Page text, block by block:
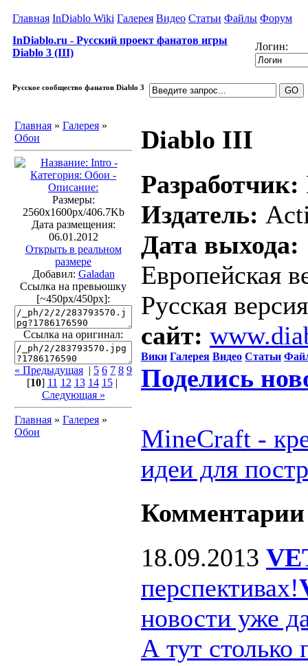
Главная InDiablo Wiki Галерея Видео Статьи Файлы Форум
InDiablo.ru - Русский проект фанатов игры
Diablo 3 (III)
Логин:
Русское сообщество фанатов Diablo 3
Главная » Галерея »
Обои
Размеры:
2560x1600px/406.7Kb
Дата размещения:
06.01.2012
Открыть в реальном
размере
Добавил: Galadan
Ссылка на превьюшку
[~450px/450px]:
Ссылка на оригинал:
« Предыдущая | 5 6 7 8 9
[10] 11 12 13 14 15|
Следующая »
Главная » Галерея »
Обои
Diablo III
Разработчик:
Издатель:
Дата выхода:
Европейская
Русская
сайт:
Вики Галерея Видео Статьи
Поделись
MineCraft -
идеи для
Комментарии
18.09.2013
перспективах!
новости уже
А тут